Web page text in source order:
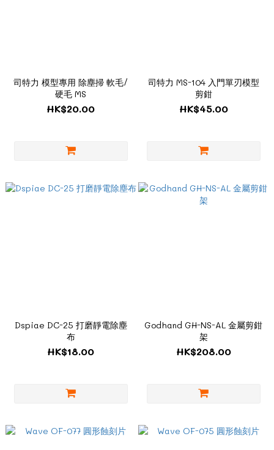
司特力 模型專用 除塵掃 軟毛/
硬毛 MS
HK$20.00
司特力 MS-104 入門單刃模型
剪鉗
HK$45.00
Dspiae DC-25 打磨靜電除塵
布
HK$18.00
Godhand GH-NS-AL 金屬剪鉗
架
HK$208.00